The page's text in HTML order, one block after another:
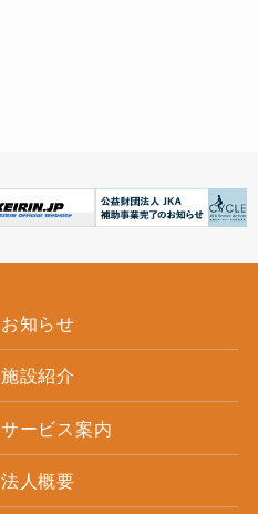
お知らせ
施設紹介
サービス案内
法人概要